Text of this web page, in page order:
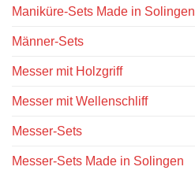
Maniküre-Sets Made in Solingen
Männer-Sets
Messer mit Holzgriff
Messer mit Wellenschliff
Messer-Sets
Messer-Sets Made in Solingen